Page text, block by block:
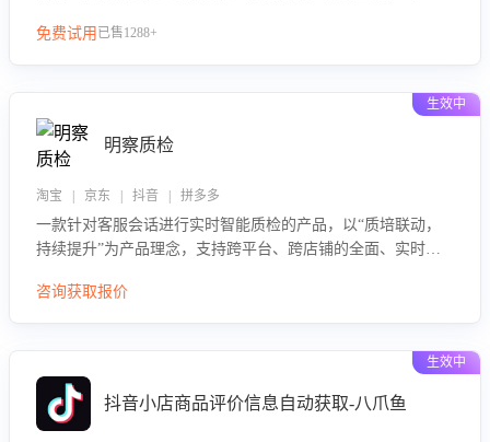
助用户高效管理和利用知识资源。通过该产品，用户可以轻松
免费试用 已售1288+
生效中
明察质检
淘宝 | 京东 | 抖音 | 拼多多
一款针对客服会话进行实时智能质检的产品，以“质培联动，
持续提升”为产品理念，支持跨平台、跨店铺的全面、实时、
队的销服能力。
咨询获取报价
生效中
抖音小店商品评价信息自动获取-八爪鱼